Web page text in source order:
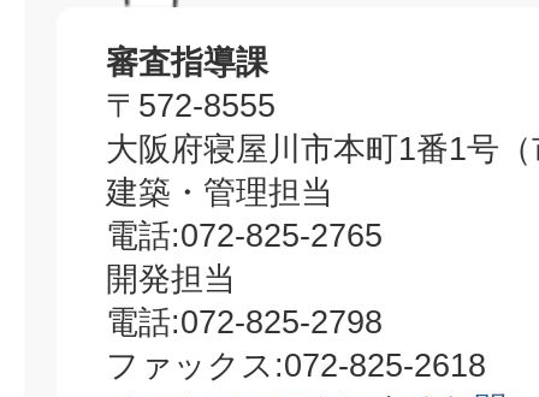
審査指導課
〒572-8555
大阪府寝屋川市本町1番1号
建築・管理担当
電話:072-825-2765
開発担当
電話:072-825-2798
ファックス:072-825-2618